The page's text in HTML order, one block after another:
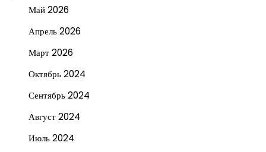
Май 2026
Апрель 2026
Март 2026
Октябрь 2024
Сентябрь 2024
Август 2024
Июль 2024